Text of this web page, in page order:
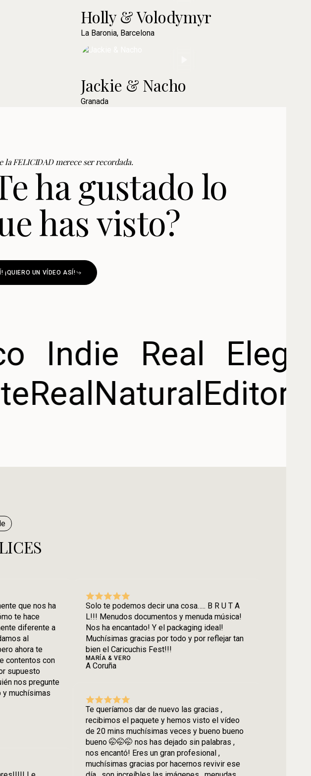
Holly & Volodymyr
La Baronia, Barcelona
Jackie & Nacho
Granada
la FELICIDAD merece ser recordada.
ha gustado lo
has visto?
¡QUIERO UN VÍDEO ASÍ!
Indie Real
RealNatural
que nos ha
te hace
diferente a
al
ahora te
contentos con
supuesto
nos pregunte
y muchísimas
Solo te podemos decir una cosa….. B R U T A
L!!! Menudos documentos y menuda música!
Nos ha encantado! Y el packaging ideal!
Muchísimas gracias por todo y por reflejar tan
bien el Caricuchis Fest!!!
MARÍA & VERO
A Coruña
Te queríamos dar de nuevo las gracias ,
recibimos el paquete y hemos visto el vídeo
de 20 mins muchísimas veces y bueno bueno
bueno 🤭🤭🤭 nos has dejado sin palabras ,
nos encantó! Eres un gran profesional ,
muchísimas gracias por hacernos revivir ese